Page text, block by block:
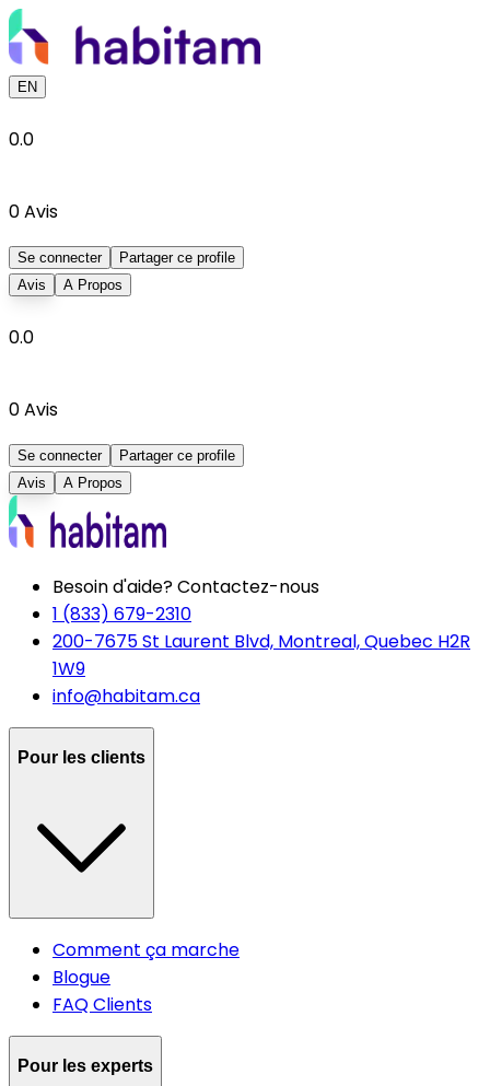
EN
0.0
0Avis
Se connecter
Partager ce profile
Avis
A Propos
0.0
0Avis
Se connecter
Partager ce profile
Avis
A Propos
Besoin d'aide? Contactez-nous
1 (833) 679-2310
200-7675 St Laurent Blvd, Montreal, Quebec H2R
1W9
info@habitam.ca
Pour les clients
Comment ça marche
Blogue
FAQ Clients
Pour les experts